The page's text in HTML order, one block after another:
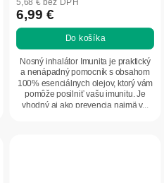
produktu
je
5,0
z
5
hviezdičiek.
6,99 €
Do košíka
Nosný inhalátor Imunita je praktický
a nenápadný pomocník s obsahom
100% esenciálnych olejov, ktorý vám
pomôže posilniť vašu imunitu. Je
vhodný aj ako prevencia najmä v...